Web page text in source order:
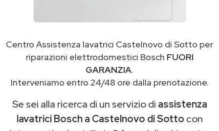
Centro Assistenza lavatrici Castelnovo di Sotto per
riparazioni elettrodomestici Bosch FUORI
GARANZIA.
Interveniamo entro 24/48 ore dalla prenotazione.
Se sei alla ricerca di un servizio di assistenza
lavatrici Bosch a Castelnovo di Sotto con